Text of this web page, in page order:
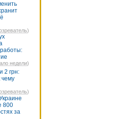
)
недели)
2 грн:
чему
)
800
за